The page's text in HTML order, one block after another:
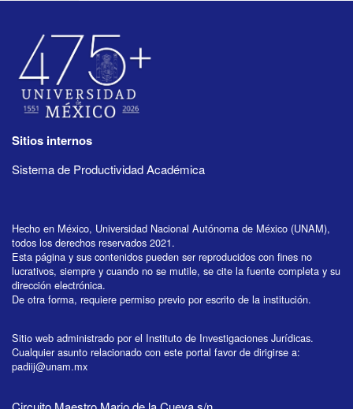
Sitios internos
Sistema de Productividad Académica
Hecho en México, Universidad Nacional Autónoma de México (UNAM),
todos los derechos reservados 2021.
Esta página y sus contenidos pueden ser reproducidos con fines no
lucrativos, siempre y cuando no se mutile, se cite la fuente completa y su
dirección electrónica.
De otra forma, requiere permiso previo por escrito de la institución.
Sitio web administrado por el Instituto de Investigaciones Jurídicas.
Cualquier asunto relacionado con este portal favor de dirigirse a:
padiij@unam.mx